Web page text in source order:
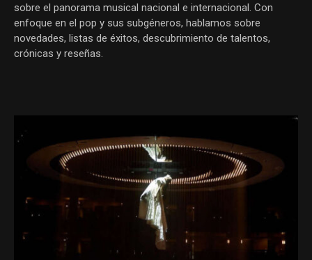
sobre el panorama musical nacional e internacional. Con
enfoque en el pop y sus subgéneros, hablamos sobre
novedades, listas de éxitos, descubrimiento de talentos,
crónicas y reseñas.